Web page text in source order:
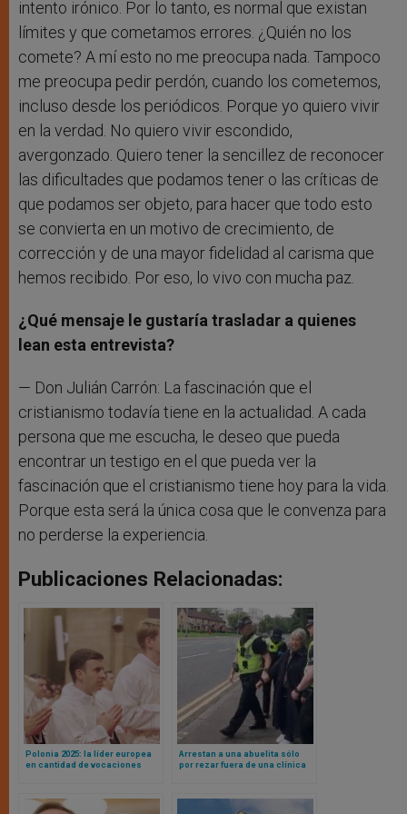
intento irónico. Por lo tanto, es normal que existan
límites y que cometamos errores. ¿Quién no los
comete? A mí esto no me preocupa nada. Tampoco
me preocupa pedir perdón, cuando los cometemos,
incluso desde los periódicos. Porque yo quiero vivir
en la verdad. No quiero vivir escondido,
avergonzado. Quiero tener la sencillez de reconocer
las dificultades que podamos tener o las críticas de
que podamos ser objeto, para hacer que todo esto
se convierta en un motivo de crecimiento, de
corrección y de una mayor fidelidad al carisma que
hemos recibido. Por eso, lo vivo con mucha paz.
¿Qué mensaje le gustaría trasladar a quienes
lean esta entrevista?
— Don Julián Carrón: La fascinación que el
cristianismo todavía tiene en la actualidad. A cada
persona que me escucha, le deseo que pueda
encontrar un testigo en el que pueda ver la
fascinación que el cristianismo tiene hoy para la vida.
Porque esta será la única cosa que le convenza para
no perderse la experiencia.
Publicaciones Relacionadas:
Polonia 2025: la líder europea
en cantidad de vocaciones
Arrestan a una abuelita sólo
por rezar fuera de una clínica